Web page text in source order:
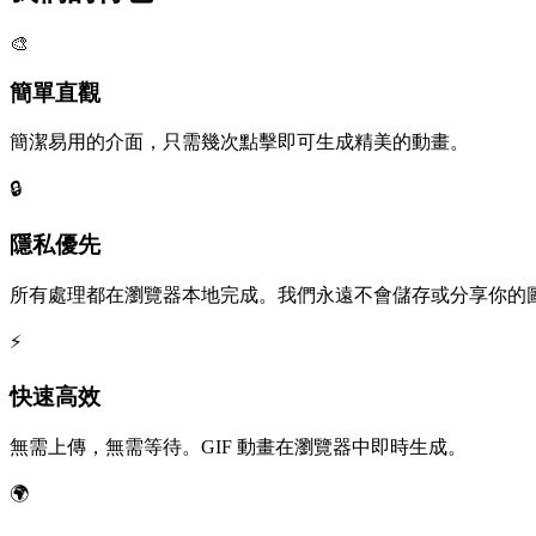
🎨
簡單直觀
簡潔易用的介面，只需幾次點擊即可生成精美的動畫。
🔒
隱私優先
所有處理都在瀏覽器本地完成。我們永遠不會儲存或分享你的
⚡
快速高效
無需上傳，無需等待。GIF 動畫在瀏覽器中即時生成。
🌍